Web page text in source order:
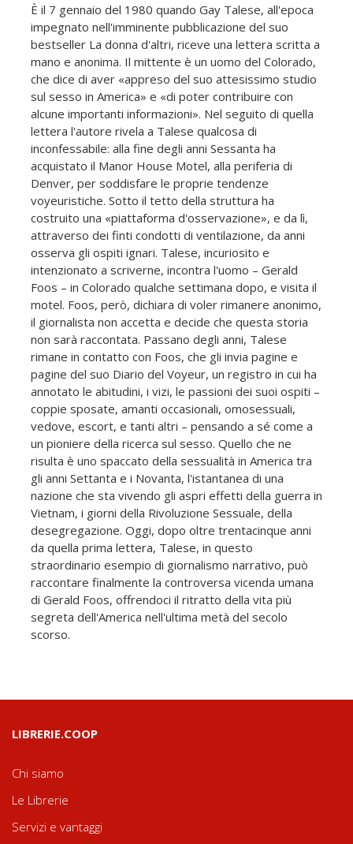
È il 7 gennaio del 1980 quando Gay Talese, all'epoca
impegnato nell'imminente pubblicazione del suo
bestseller La donna d'altri, riceve una lettera scritta a
mano e anonima. Il mittente è un uomo del Colorado,
che dice di aver «appreso del suo attesissimo studio
sul sesso in America» e «di poter contribuire con
alcune importanti informazioni». Nel seguito di quella
lettera l'autore rivela a Talese qualcosa di
inconfessabile: alla fine degli anni Sessanta ha
acquistato il Manor House Motel, alla periferia di
Denver, per soddisfare le proprie tendenze
voyeuristiche. Sotto il tetto della struttura ha
costruito una «piattaforma d'osservazione», e da lì,
attraverso dei finti condotti di ventilazione, da anni
osserva gli ospiti ignari. Talese, incuriosito e
intenzionato a scriverne, incontra l'uomo – Gerald
Foos – in Colorado qualche settimana dopo, e visita il
motel. Foos, però, dichiara di voler rimanere anonimo,
il giornalista non accetta e decide che questa storia
non sarà raccontata. Passano degli anni, Talese
rimane in contatto con Foos, che gli invia pagine e
pagine del suo Diario del Voyeur, un registro in cui ha
annotato le abitudini, i vizi, le passioni dei suoi ospiti –
coppie sposate, amanti occasionali, omosessuali,
vedove, escort, e tanti altri – pensando a sé come a
un pioniere della ricerca sul sesso. Quello che ne
risulta è uno spaccato della sessualità in America tra
gli anni Settanta e i Novanta, l'istantanea di una
nazione che sta vivendo gli aspri effetti della guerra in
Vietnam, i giorni della Rivoluzione Sessuale, della
desegregazione. Oggi, dopo oltre trentacinque anni
da quella prima lettera, Talese, in questo
straordinario esempio di giornalismo narrativo, può
raccontare finalmente la controversa vicenda umana
di Gerald Foos, offrendoci il ritratto della vita più
segreta dell'America nell'ultima metà del secolo
scorso.
LIBRERIE.COOP
Chi siamo
Le Librerie
Servizi e vantaggi